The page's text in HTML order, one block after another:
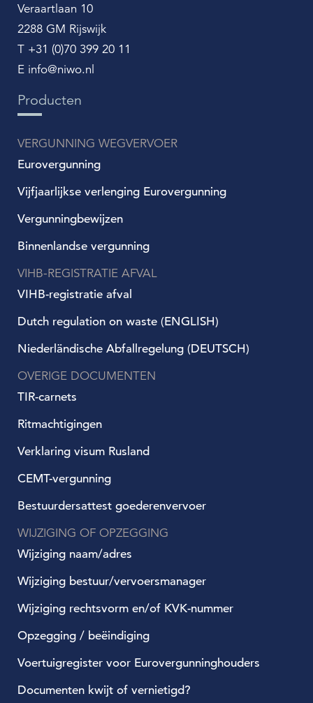
Veraartlaan 10
2288 GM Rijswijk
T +31 (0)70 399 20 11
E info@niwo.nl
Producten
VERGUNNING WEGVERVOER
Eurovergunning
Vijfjaarlijkse verlenging Eurovergunning
Vergunningbewijzen
Binnenlandse vergunning
VIHB-REGISTRATIE AFVAL
VIHB-registratie afval
Dutch regulation on waste (ENGLISH)
Niederländische Abfallregelung (DEUTSCH)
OVERIGE DOCUMENTEN
TIR-carnets
Ritmachtigingen
Verklaring visum Rusland
CEMT-vergunning
Bestuurdersattest goederenvervoer
WIJZIGING OF OPZEGGING
Wijziging naam/adres
Wijziging bestuur/vervoersmanager
Wijziging rechtsvorm en/of KVK-nummer
Opzegging / beëindiging
Voertuigregister voor Eurovergunninghouders
Documenten kwijt of vernietigd?